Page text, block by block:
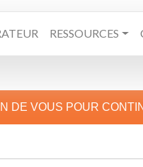
RESSOURCES
DE VOUS POUR